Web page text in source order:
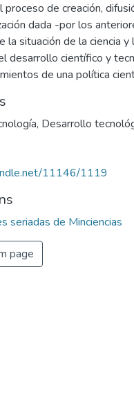
proceso de creación,
dada -por los
la situación de la ciencia
desarrollo científico y
de una política
, Desarrollo
11146/1119
seriadas de Minciencias
page